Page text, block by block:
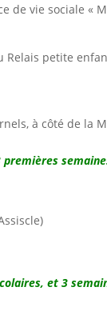
de vie sociale «
Relais petite
à côté de la
et 3